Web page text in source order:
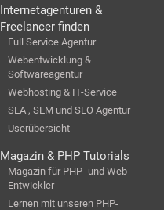
Internetagenturen &
Freelancer finden
Full Service Agentur
Webentwicklung &
Softwareagentur
Webhosting & IT-Service
SEA , SEM und SEO Agentur
Userübersicht
Magazin & PHP Tutorials
Magazin für PHP- und Web-
Entwickler
Lernen mit unseren PHP-